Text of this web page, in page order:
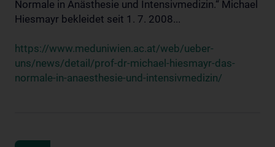
Normale in Anästhesie und Intensivmedizin.“ Michael
Hiesmayr bekleidet seit 1. 7. 2008...
https://www.meduniwien.ac.at/web/ueber-
uns/news/detail/prof-dr-michael-hiesmayr-das-
normale-in-anaesthesie-und-intensivmedizin/